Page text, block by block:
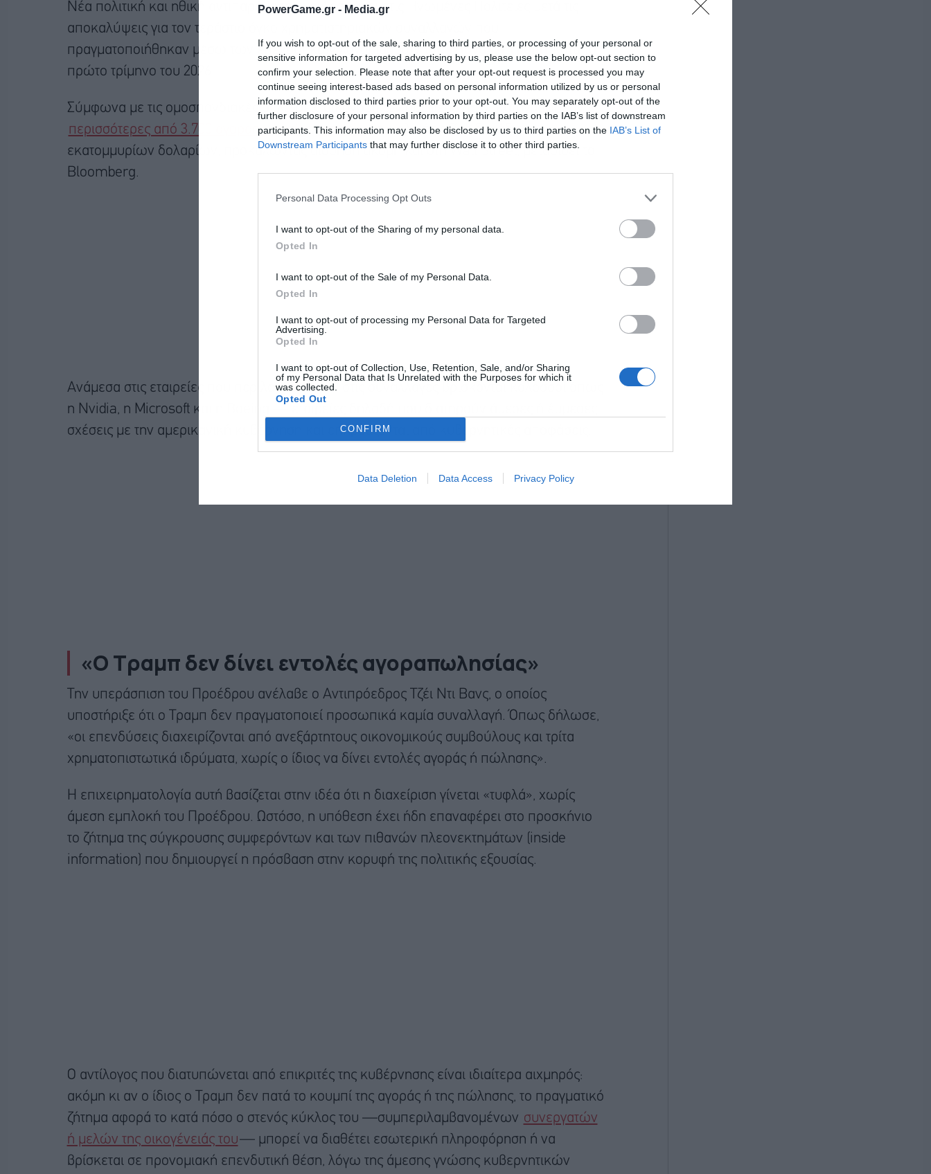
PowerGame.gr - Media.gr
If you wish to opt-out of the sale, sharing to third parties, or processing of your personal or
sensitive information for targeted advertising by us, please use the below opt-out section to
confirm your selection. Please note that after your opt-out request is processed you may
continue seeing interest-based ads based on personal information utilized by us or personal
information disclosed to third parties prior to your opt-out. You may separately opt-out of the
further disclosure of your personal information by third parties on the IAB’s list of downstream
participants. This information may also be disclosed by us to third parties on the IAB’s List of
Downstream Participants that may further disclose it to other third parties.
Personal Data Processing Opt Outs
I want to opt-out of the Sharing of my personal data.
Opted In
I want to opt-out of the Sale of my Personal Data.
Opted In
I want to opt-out of processing my Personal Data for Targeted
Advertising.
Opted In
I want to opt-out of Collection, Use, Retention, Sale, and/or Sharing
of my Personal Data that Is Unrelated with the Purposes for which it
was collected.
Opted Out
CONFIRM
Data Deletion Data Access Privacy Policy
Νέα πολιτική και ηθική αντιπαράθεση έχει ξεσπάσει στις Ηνωμένες Πολιτείες μετά τις
αποκαλύψεις για τον τεράστιο όγκο χρηματιστηριακών συναλλαγών που
πραγματοποιήθηκαν μέσω των επενδυτικών λογαριασμών του Ντόναλντ Τραμπκατά το
πρώτο τρίμηνο του 2026.
Σύμφωνα με τις ομοσπονδιακές δηλώσεις οικονομικών συμφερόντων, καταγράφηκαν
περισσότερες από 3.700 αγοραπωλησίες μετοχών, συνολικής αξίας δεκάδων
εκατομμυρίων δολαρίων, προκαλώντας αίσθηση ακόμη και στη Wall Street, μεταδίδει το
Bloomberg.
Ανάμεσα στις εταιρείες που περιλαμβάνονταν στις συναλλαγές βρίσκονται κολοσσοί όπως
η Nvidia, η Microsoft και η Boeing — εταιρείες δηλαδή που διατηρούν άμεσες ή έμμεσες
σχέσεις με την αμερικανική κυβέρνηση και επηρεάζονται από κυβερνητικές αποφάσεις.
«Ο Τραμπ δεν δίνει εντολές αγοραπωλησίας»
Την υπεράσπιση του Προέδρου ανέλαβε ο Αντιπρόεδρος Τζέι Ντι Βανς, ο οποίος
υποστήριξε ότι ο Τραμπ δεν πραγματοποιεί προσωπικά καμία συναλλαγή. Όπως δήλωσε,
«οι επενδύσεις διαχειρίζονται από ανεξάρτητους οικονομικούς συμβούλους και τρίτα
χρηματοπιστωτικά ιδρύματα, χωρίς ο ίδιος να δίνει εντολές αγοράς ή πώλησης».
Η επιχειρηματολογία αυτή βασίζεται στην ιδέα ότι η διαχείριση γίνεται «τυφλά», χωρίς
άμεση εμπλοκή του Προέδρου. Ωστόσο, η υπόθεση έχει ήδη επαναφέρει στο προσκήνιο
το ζήτημα της σύγκρουσης συμφερόντων και των πιθανών πλεονεκτημάτων (inside
information) που δημιουργεί η πρόσβαση στην κορυφή της πολιτικής εξουσίας.
Ο αντίλογος που διατυπώνεται από επικριτές της κυβέρνησης είναι ιδιαίτερα αιχμηρός:
ακόμη κι αν ο ίδιος ο Τραμπ δεν πατά το κουμπί της αγοράς ή της πώλησης, το πραγματικό
ζήτημα αφορά το κατά πόσο ο στενός κύκλος του —συμπεριλαμβανομένων συνεργατών
ή μελών της οικογένειάς του— μπορεί να διαθέτει εσωτερική πληροφόρηση ή να
βρίσκεται σε προνομιακή επενδυτική θέση, λόγω της άμεσης γνώσης κυβερνητικών